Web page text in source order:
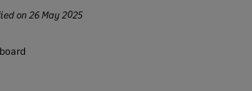
on 26 May 2025